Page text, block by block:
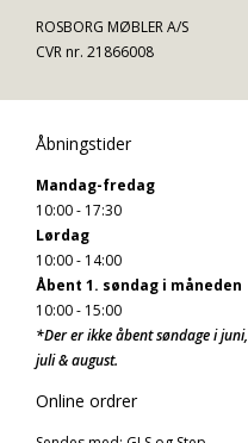
ROSBORG MØBLER A/S
CVR nr. 21866008
Åbningstider
Mandag-fredag
10:00 - 17:30
Lørdag
10:00 - 14:00
Åbent 1. søndag i måneden
10:00 - 15:00
*Der er ikke åbent søndage i juni,
juli & august.
Online ordrer